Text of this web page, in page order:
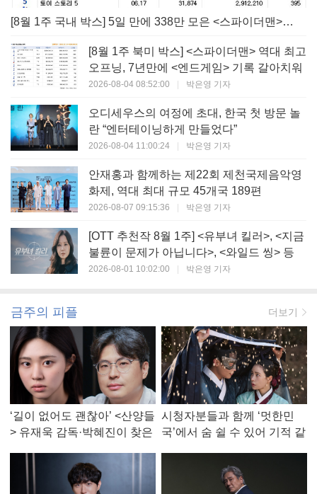
[8월 1주 국내 박스] 5일 만에 338만 모은 <스파이더맨> 극장가 235% 대반등, <호프>는 400만 돌파
[8월 1주 북미 박스] <스파이더맨> 역대 최고
오프닝, 7년만에 <엔드게임> 기록 갈아치워
2026-08-04 08:52:00 | 박은영 기자
오디세우스의 여정에 초대, 한국 첫 방문 놀
란 “엔터테이닝하게 만들었다”
2026-08-04 11:00:24 | 박은영 기자
안재홍과 함께하는 제22회 제천국제음악영
화제, 역대 최대 규모 45개국 189편
2026-08-07 09:15:36 | 박은영 기자
[OTT 추천작 8월 1주] <유부녀 킬러>, <지금
불륜이 문제가 아닙니다>, <와일드 씽> 등
2026-08-01 10:02:00 | 박은영 기자
금주의 피플 더보기
‘길이 없어도 괜찮아’ <산양들
> 유재욱 감독·박혜진이 찾은
시청자분들과 함께 ‘멋한민
국’에서 숨 쉴 수 있어 기적 같